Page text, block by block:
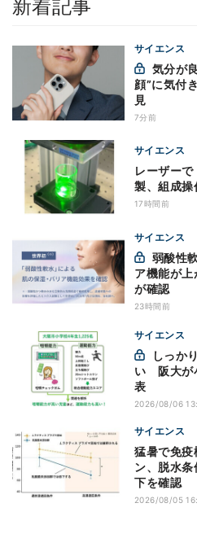
新着記事
サイエンス
顔”に気付
見
7分前
サイエンス
レーザー
製、組成操
17時間前
サイエンス
ア機能が
が確認
23時間前
サイエンス
い 阪大が
表
2026/08/06
サイエンス
猛暑で免疫
ン、脱水
下を確認
2026/08/05